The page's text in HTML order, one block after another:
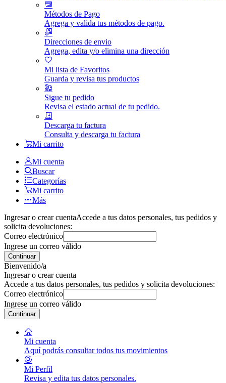
Métodos de Pago
Agrega y valida tus métodos de pago.
Direcciones de envio
Agrega, edita y/o elimina una dirección
Mi lista de Favoritos
Guarda y revisa tus productos
Sigue tu pedido
Revisa el estado actual de tu pedido.
Descarga tu factura
Consulta y descarga tu factura
Mi carrito
Mi cuenta
Buscar
Categorías
Mi carrito
Más
Ingresar o crear cuentaAccede a tus datos personales, tus pedidos y
solicita devoluciones:
Correo electrónico
Ingrese un correo válido
Continuar
Bienvenido/a
Ingresar o crear cuenta
Accede a tus datos personales, tus pedidos y solicita devoluciones:
Correo electrónico
Ingrese un correo válido
Continuar
Mi cuenta
Aquí podrás consultar todos tus movimientos
Mi Perfil
Revisa y edita tus datos personales.